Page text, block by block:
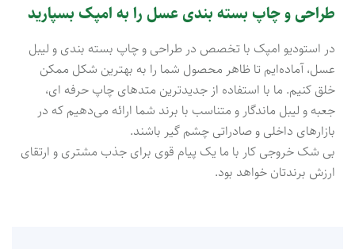
طراحی و چاپ بسته بندی عسل را به امپک بسپارید
در استودیو امپک با تخصص در طراحی و چاپ بسته بندی و لیبل
عسل، آماده‌ایم تا ظاهر محصول شما را به بهترین شکل ممکن
خلق کنیم. ما با استفاده از جدیدترین متدهای چاپ حرفه ای،
جعبه و لیبل ماندگار و متناسب با برند شما ارائه می‌دهیم که در
بازارهای داخلی و صادراتی چشم گیر باشند.
بی شک خروجی کار با ما یک پیام قوی برای جذب مشتری و ارتقای
ارزش برندتان خواهد بود.